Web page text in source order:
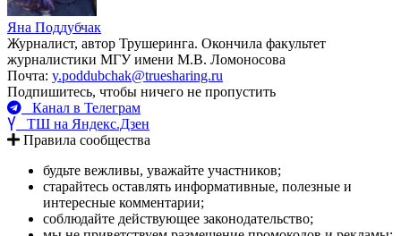
Яна Поддубчак
Журналист, автор Трушеринга. Окончила факультет
журналистики МГУ имени М.В. Ломоносова
Почта: y.poddubchak@truesharing.ru
Подпишитесь, чтобы ничего не пропустить
Канал в Телеграм
ТШ на Яндекс.Дзен
Правила сообщества
будьте вежливы, уважайте участников;
старайтесь оставлять информативные, полезные и
интересные комментарии;
соблюдайте действующее законодательство;